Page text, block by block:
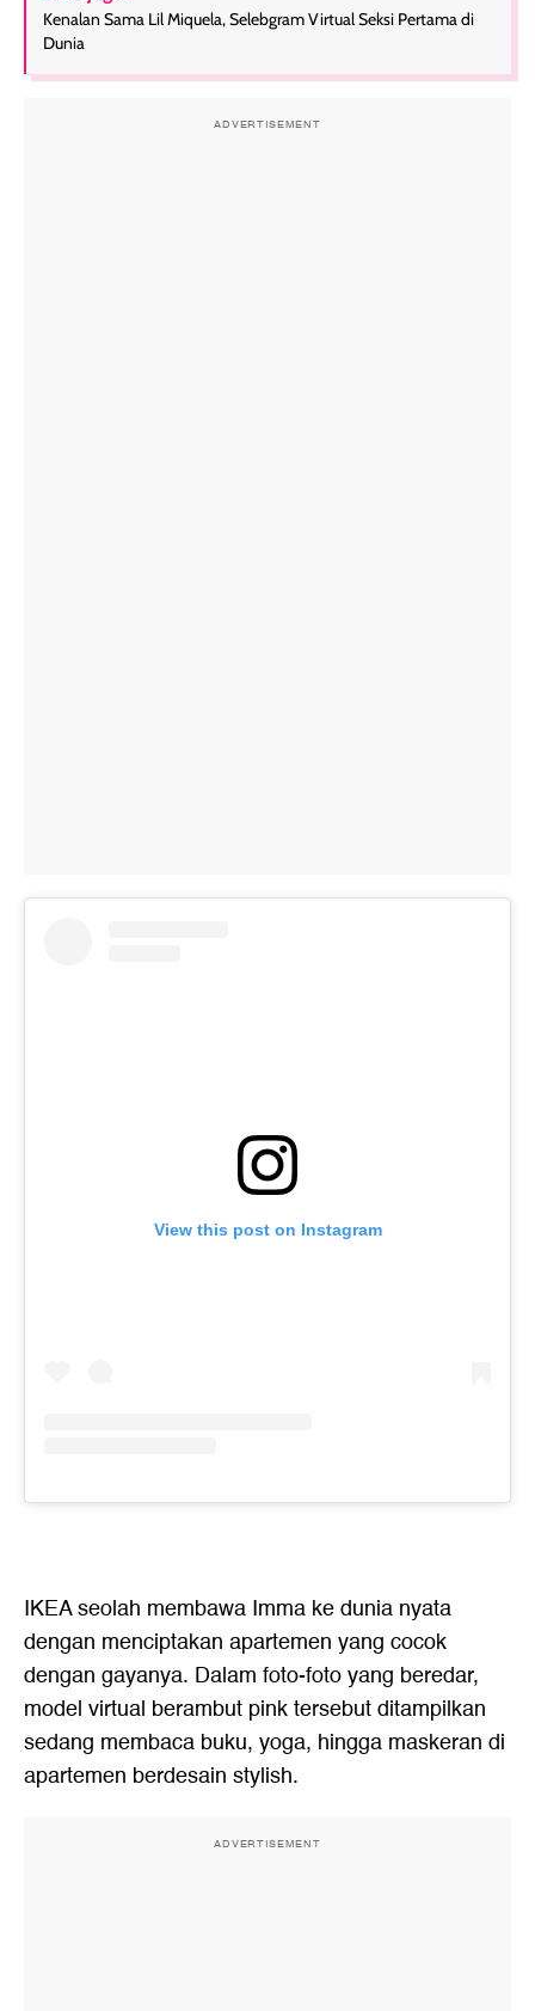
Kenalan Sama Lil Miquela, Selebgram Virtual Seksi Pertama di
Dunia
ADVERTISEMENT
View this post on Instagram
IKEA seolah membawa Imma ke dunia nyata
dengan menciptakan apartemen yang cocok
dengan gayanya. Dalam foto-foto yang beredar,
model virtual berambut pink tersebut ditampilkan
sedang membaca buku, yoga, hingga maskeran di
apartemen berdesain stylish.
ADVERTISEMENT